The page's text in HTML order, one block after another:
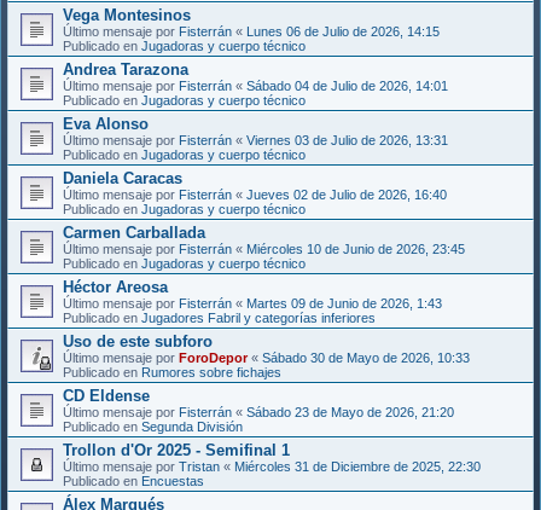
Vega Montesinos
Último mensaje por Fisterrán « Lunes 06 de Julio de 2026, 14:15
Publicado en Jugadoras y cuerpo técnico
Andrea Tarazona
Último mensaje por Fisterrán « Sábado 04 de Julio de 2026, 14:01
Publicado en Jugadoras y cuerpo técnico
Eva Alonso
Último mensaje por Fisterrán « Viernes 03 de Julio de 2026, 13:31
Publicado en Jugadoras y cuerpo técnico
Daniela Caracas
Último mensaje por Fisterrán « Jueves 02 de Julio de 2026, 16:40
Publicado en Jugadoras y cuerpo técnico
Carmen Carballada
Último mensaje por Fisterrán « Miércoles 10 de Junio de 2026, 23:45
Publicado en Jugadoras y cuerpo técnico
Héctor Areosa
Último mensaje por Fisterrán « Martes 09 de Junio de 2026, 1:43
Publicado en Jugadores Fabril y categorías inferiores
Uso de este subforo
Último mensaje por ForoDepor« Sábado 30 de Mayo de 2026, 10:33
Publicado en Rumores sobre fichajes
CD Eldense
Último mensaje por Fisterrán « Sábado 23 de Mayo de 2026, 21:20
Publicado en Segunda División
Trollon d'Or 2025 - Semifinal 1
Último mensaje por Tristan « Miércoles 31 de Diciembre de 2025, 22:30
Publicado en Encuestas
Álex Marqués